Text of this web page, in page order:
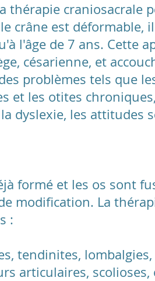
thérapie craniosacrale
crâne est déformable,
l'âge de 7 ans. Cette
césarienne, et
problèmes tels que
et les otites
dyslexie, les attitudes
formé et les os sont
modification. La
:
tendinites, lombalgies,
articulaires, scolioses,